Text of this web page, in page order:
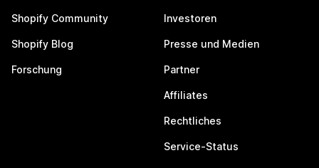
Shopify Community
Shopify Blog
Forschung
Investoren
Presse und Medien
Partner
Affiliates
Rechtliches
Service-Status